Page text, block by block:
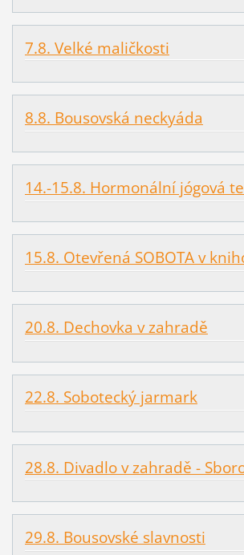
7.8. Velké maličkosti
8.8. Bousovská neckyáda
14.-15.8. Hormonální jógová
15.8. Otevřená SOBOTA v
20.8. Dechovka v zahradě
22.8. Sobotecký jarmark
28.8. Divadlo v zahradě -
29.8. Bousovské slavnosti